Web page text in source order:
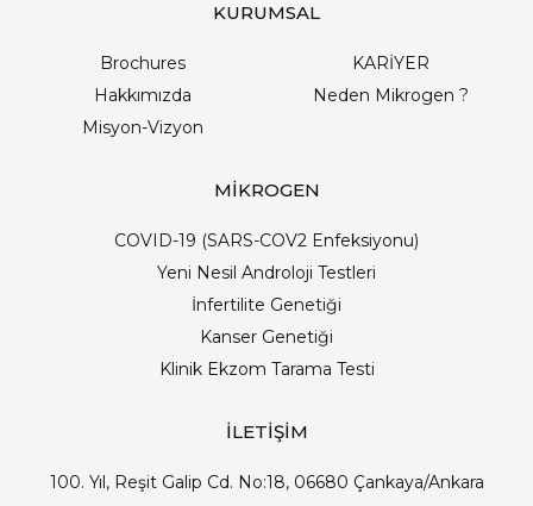
KURUMSAL
Brochures
KARİYER
Hakkımızda
Neden Mikrogen ?
Misyon-Vizyon
MİKROGEN
COVID-19 (SARS-COV2 Enfeksiyonu)
Yeni Nesil Androloji Testleri
İnfertilite Genetiği
Kanser Genetiği
Klinik Ekzom Tarama Testi
İLETİŞİM
100. Yıl, Reşit Galip Cd. No:18, 06680 Çankaya/Ankara